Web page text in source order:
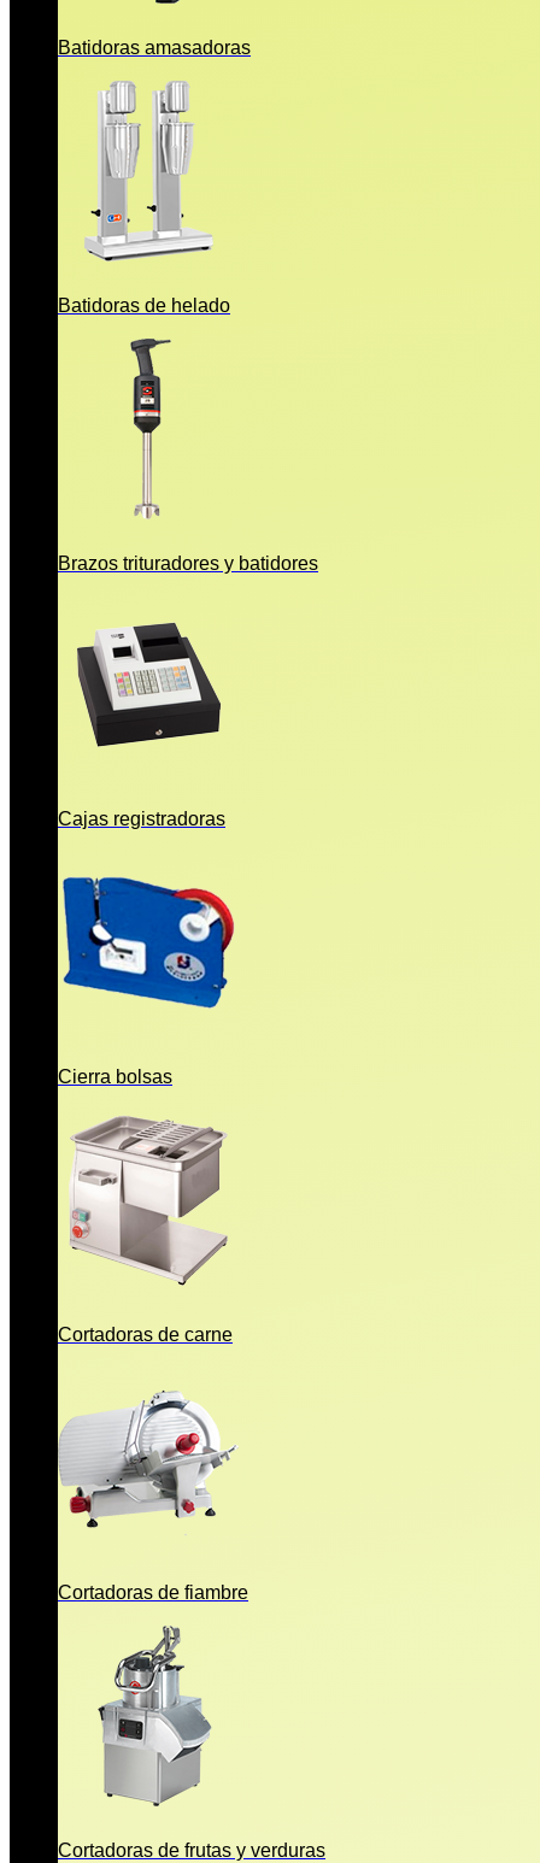
Batidoras amasadoras
Batidoras de helado
Brazos trituradores y batidores
Cajas registradoras
Cierra bolsas
Cortadoras de carne
Cortadoras de fiambre
Cortadoras de frutas y verduras